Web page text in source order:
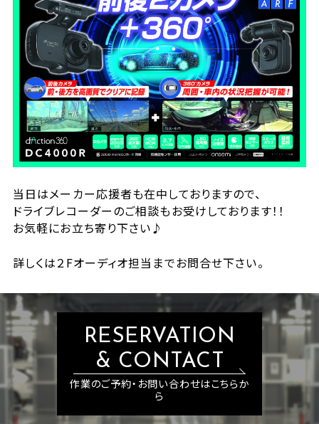
当日はメーカー応援者も在中しておりますので、
ドライブレコーダーのご相談もお受けしております！！
お気軽にお立ち寄り下さい♪
詳しくは２Fオーディオ担当までお問合せ下さい。
RESERVATION
& CONTACT
作業のご予約・お問い合わせはこちらか
ら